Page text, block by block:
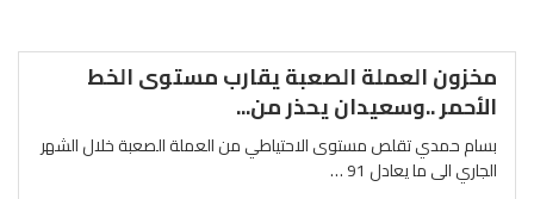
مخزون العملة الصعبة يقارب مستوى الخط
الأحمر ..وسعيدان يحذر من...
بسام حمدي تقلص مستوى الاحتياطي من العملة الصعبة خلال الشهر
الجاري الى ما يعادل 91 …